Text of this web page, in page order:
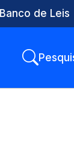
Banco de Leis